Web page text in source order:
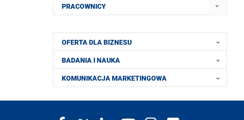
PRACOWNICY
OFERTA DLA BIZNESU
BADANIA I NAUKA
KOMUNIKACJA MARKETINGOWA